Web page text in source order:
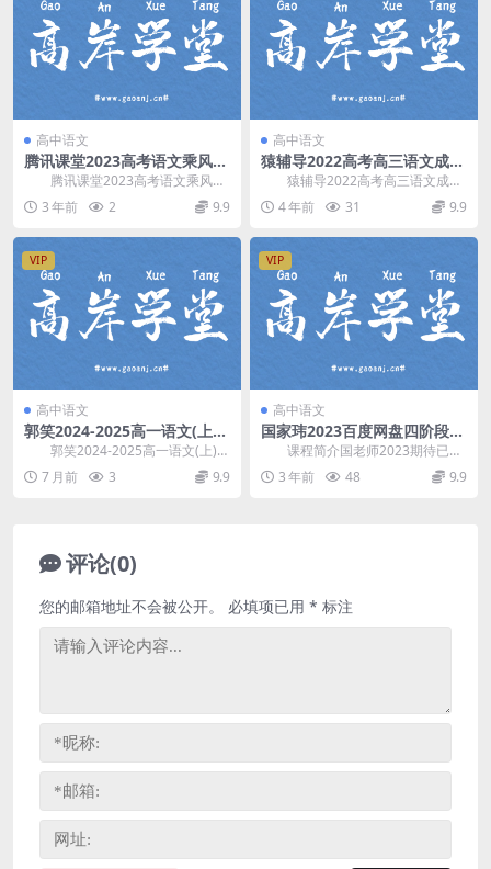
高中语文
腾讯课堂2023高考语文乘风一
轮复习录播课补充专题六（高
三）百度网盘分享
腾讯课堂2023高考语文乘风一
轮复习录播课补充专题六，百度网
盘分享高考语文复...
3 年前 2 9.9
高中语文
猿辅导2022高考高三语文成瑞
瑞冲刺班（押题课）百度网盘
分享
猿辅导2022高考高三语文成瑞
瑞冲刺班，百度网盘高考语文课程
3.77G高清视...
4 年前 31 9.9
VIP
高中语文
郭笑2024-2025高一语文(上)
双一流尖端班(含电子笔记) 百
度网盘分享
郭笑2024-2025高一语文(上)双
一流尖端班(含电子笔记)，开课时
间：2...
7 月前 3 9.9
VIP
高中语文
国家玮2023百度网盘四阶段冲
刺叮咛班课程含资料
课程简介国老师2023期待已久
的高三语文第四阶段冲刺叮咛班，
带领同学们在考前...
3 年前 48 9.9
评论(0)
您的邮箱地址不会被公开。 必填项已用 * 标注